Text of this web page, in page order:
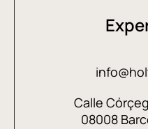
Calle
08008